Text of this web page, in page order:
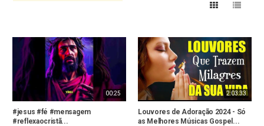
00:25
#jesus #fé #mensagem
#reflexaocristã...
2:03:33
Louvores de Adoração 2024 - Só
as Melhores Músicas Gospel...